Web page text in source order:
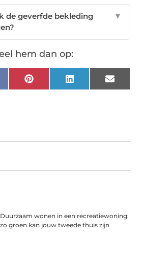
de geverfde bekleding
▼
hem dan op:
Pinterest LinkedIn Email
Duurzaam wonen in een recreatiewoning:
zo groen kan jouw tweede thuis zijn